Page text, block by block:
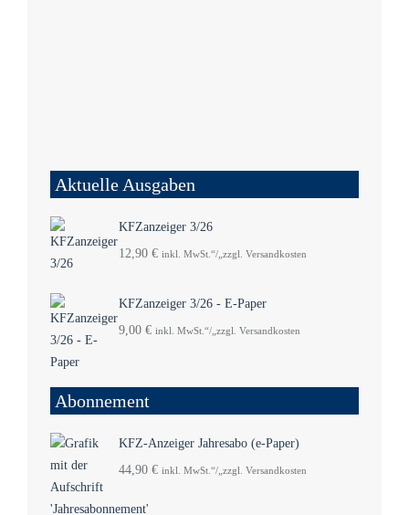
Aktuelle Ausgaben
KFZanzeiger 3/26
12,90 € inkl. MwSt.“/„zzgl. Versandkosten
KFZanzeiger 3/26 - E-Paper
9,00 € inkl. MwSt.“/„zzgl. Versandkosten
Abonnement
KFZ-Anzeiger Jahresabo (e-Paper)
44,90 € inkl. MwSt.“/„zzgl. Versandkosten